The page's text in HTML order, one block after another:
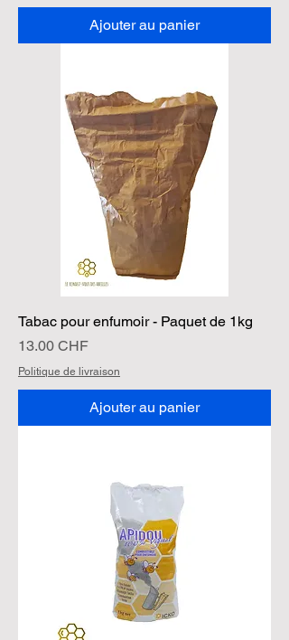
Ajouter au panier
Tabac pour enfumoir - Paquet de 1kg
Prix
13.00 CHF
Politique de livraison
Ajouter au panier